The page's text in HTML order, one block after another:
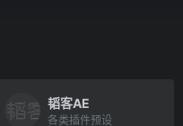
韬客AE
各类插件预设